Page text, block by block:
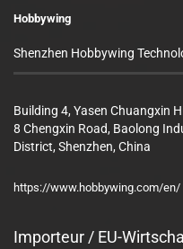
Hobbywing
Shenzhen Hobbywing
Building 4, Yasen Chuangxin
8 Chengxin Road, Baolong
District, Shenzhen, China
https://www.hobbywing.com/en/
Importeur / EU-